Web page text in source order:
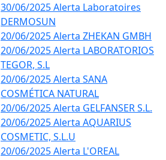
30/06/2025 Alerta Laboratoires
DERMOSUN
20/06/2025 Alerta ZHEKAN GMBH
20/06/2025 Alerta LABORATORIOS
TEGOR, S.L
20/06/2025 Alerta SANA
COSMÉTICA NATURAL
20/06/2025 Alerta GELFANSER S.L.
20/06/2025 Alerta AQUARIUS
COSMETIC, S.L.U
20/06/2025 Alerta L'OREAL